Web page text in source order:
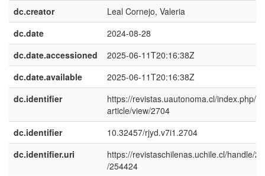
dc.creator
Leal Cornejo, Valeria
dc.date
2024-08-28
dc.date.accessioned
2025-06-11T20:16:38Z
dc.date.available
2025-06-11T20:16:38Z
dc.identifier
https://revistas.uautonoma.cl/index.php/
article/view/2704
dc.identifier
10.32457/rjyd.v7i1.2704
dc.identifier.uri
https://revistaschilenas.uchile.cl/handle/
/254424